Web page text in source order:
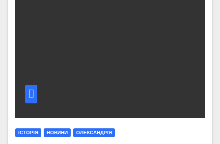
ІСТОРІЯ НОВИНИ ОЛЕКСАНДРІЯ